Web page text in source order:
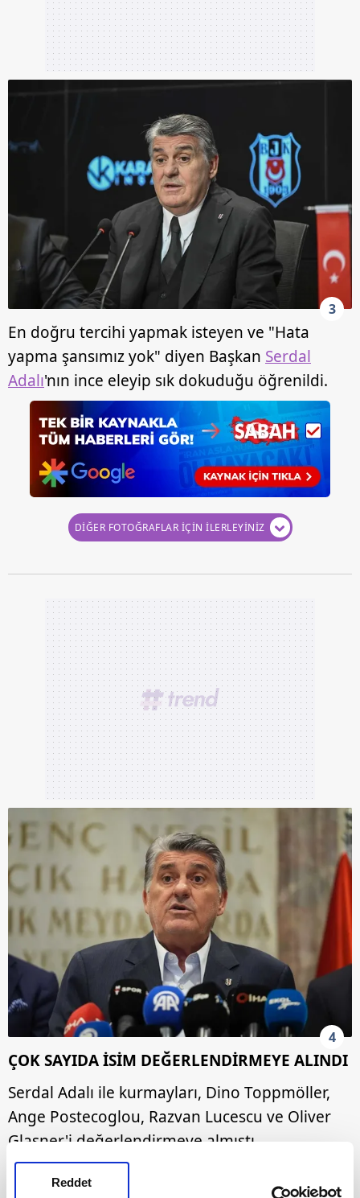
Reddet
3
En doğru tercihi yapmak isteyen ve "Hata
yapma şansımız yok" diyen Başkan Serdal
Adalı'nın ince eleyip sık dokuduğu öğrenildi.
DİĞER FOTOĞRAFLAR İÇİN İLERLEYİNİZ
4
ÇOK SAYIDA İSİM DEĞERLENDİRMEYE ALINDI
Serdal Adalı ile kurmayları, Dino Toppmöller,
Ange Postecoglou, Razvan Lucescu ve Oliver
Glasner'i değerlendirmeye almıştı.